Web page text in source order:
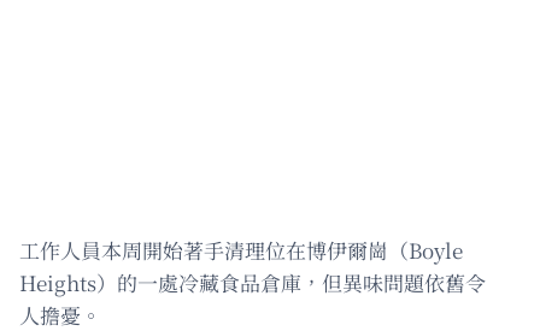
工作人員本周開始著手清理位在博伊爾崗（Boyle
Heights）的一處冷藏食品倉庫，但異味問題依舊令
人擔憂。